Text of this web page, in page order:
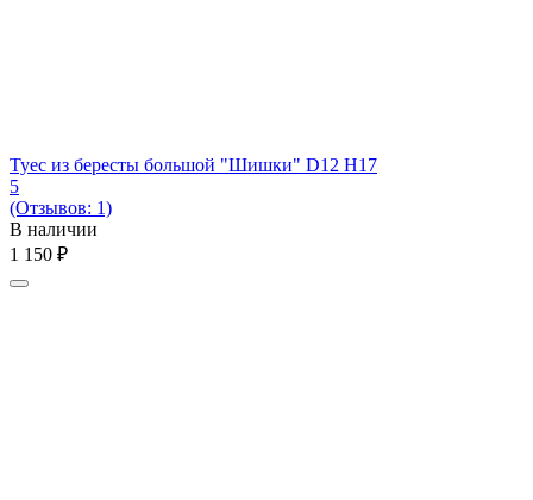
Туес из бересты большой "Шишки" D12 H17
5
(Отзывов: 1)
В наличии
1 150 ₽